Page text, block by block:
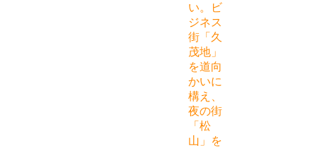
い。ビ
ジネス
街「久
茂地」
を道向
かいに
構え、
夜の街
「松
山」を